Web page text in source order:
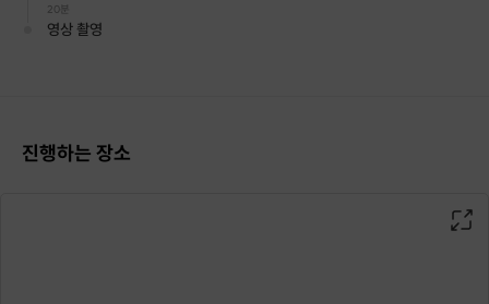
20분
영상 촬영
진행하는 장소